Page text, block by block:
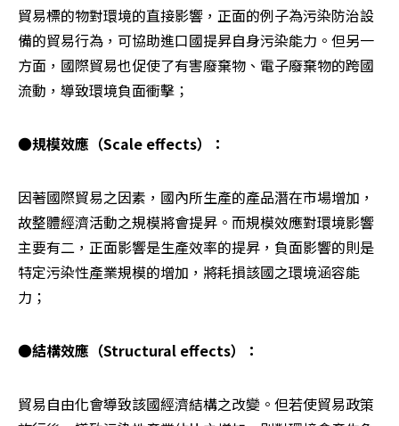
貿易標的物對環境的直接影響，正面的例子為污染防治設
備的貿易行為，可協助進口國提昇自身污染能力。但另一
方面，國際貿易也促使了有害廢棄物、電子廢棄物的跨國
流動，導致環境負面衝擊；
●規模效應（Scale effects）：
因著國際貿易之因素，國內所生產的產品潛在市場增加，
故整體經濟活動之規模將會提昇。而規模效應對環境影響
主要有二，正面影響是生產效率的提昇，負面影響的則是
特定污染性產業規模的增加，將耗損該國之環境涵容能
力；
●結構效應（Structural effects）：
貿易自由化會導致該國經濟結構之改變。但若使貿易政策